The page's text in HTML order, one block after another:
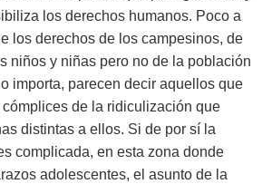
los derechos humanos. Poco a
los derechos de los campesinos, de
niños y niñas pero no de la población
importa, parecen decir aquellos que
de la ridiculización que
distintas a ellos. Si de por sí la
complicada, en esta zona donde
adolescentes, el asunto de la